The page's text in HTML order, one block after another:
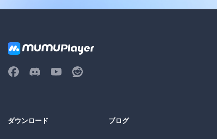
ダウンロード ブログ